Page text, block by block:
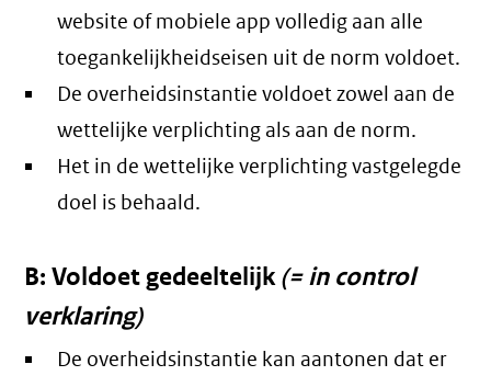
website of mobiele app volledig aan alle
toegankelijkheidseisen uit de norm voldoet.
De overheidsinstantie voldoet zowel aan de
wettelijke verplichting als aan de norm.
Het in de wettelijke verplichting vastgelegde
doel is behaald.
B: Voldoet gedeeltelijk(= in control
verklaring)
De overheidsinstantie kan aantonen dat er